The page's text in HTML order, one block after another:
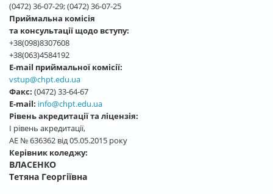
(0472) 36-07-29; (0472) 36-07-25
Приймальна комісія
та консультації щодо вступу:
+38(098)8307608
+38(063)4584192
E-mail приймальної комісії:
vstup@chpt.edu.ua
Факс: (0472) 33-64-67
E-mail: info@chpt.edu.ua
Рівень акредитації та ліцензія:
І рівень акредитації,
АЕ № 636362 від 05.05.2015 року
Керівник коледжу:
ВЛАСЕНКО
Тетяна Георгіївна